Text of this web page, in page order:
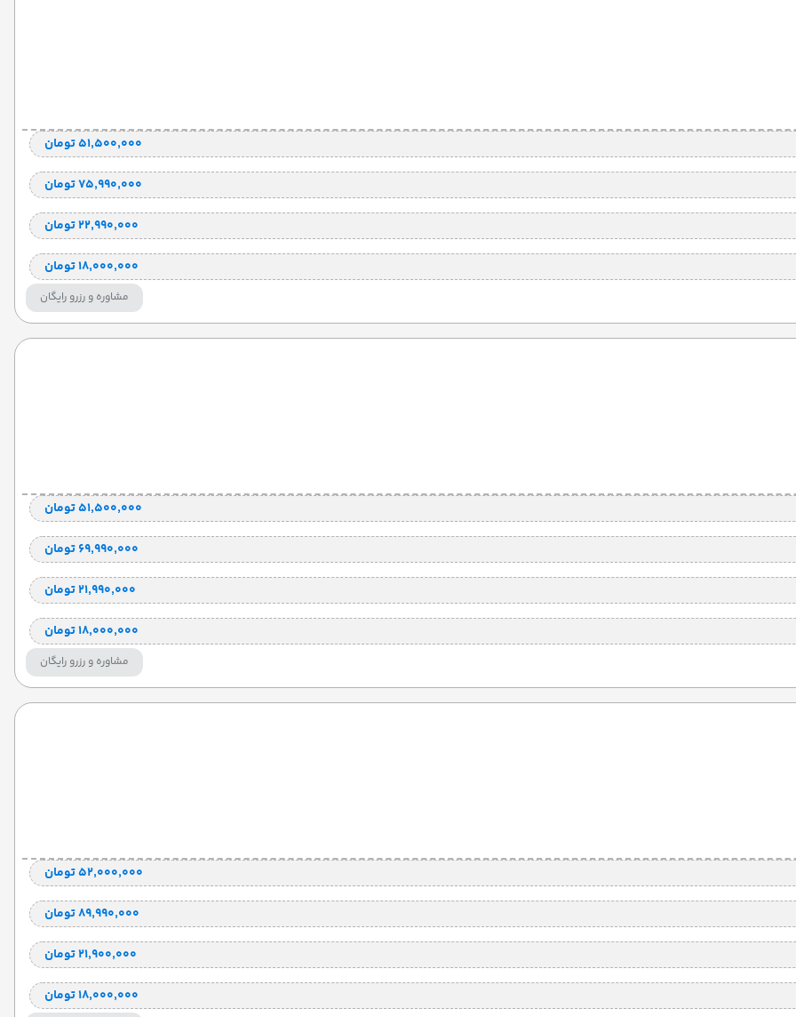
۵۱٬۵۰۰٬۰۰۰ تومان
۷۵٬۹۹۰٬۰۰۰ تومان
۲۲٬۹۹۰٬۰۰۰ تومان
۱۸٬۰۰۰٬۰۰۰ تومان
مشاوره و رزرو رایگان
۵۱٬۵۰۰٬۰۰۰ تومان
۶۹٬۹۹۰٬۰۰۰ تومان
۲۱٬۹۹۰٬۰۰۰ تومان
۱۸٬۰۰۰٬۰۰۰ تومان
مشاوره و رزرو رایگان
۵۲٬۰۰۰٬۰۰۰ تومان
۸۹٬۹۹۰٬۰۰۰ تومان
۲۱٬۹۰۰٬۰۰۰ تومان
۱۸٬۰۰۰٬۰۰۰ تومان